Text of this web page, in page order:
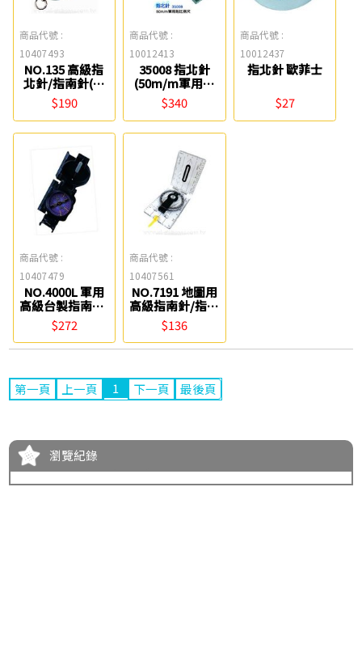
商品代號 :
10407493
NO.135 高級指
北針/指南針(附
蓋中文) Life
$190
商品代號 :
10012413
35008 指北針
(50m/m軍用附
比例尺) 歐菲士
$340
商品代號 :
10012437
指北針 歐菲士
$27
商品代號 :
10407479
NO.4000L 軍用
高級台製指南針/
指北針 Life
$272
商品代號 :
10407561
NO.7191 地圖用
高級指南針/指北
針 Life
$136
第一頁 上一頁 1 下一頁 最後頁
瀏覽紀錄